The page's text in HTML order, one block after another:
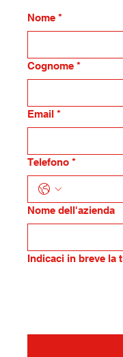
Nome *
Cognome *
Email *
Telefono *
Nome dell'azienda
Indicaci in breve la